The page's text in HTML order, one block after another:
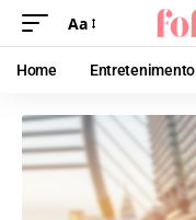
Aa
Home Entretenimento